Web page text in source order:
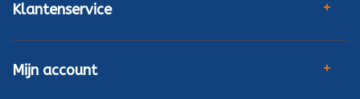
Klantenservice
Mijn account